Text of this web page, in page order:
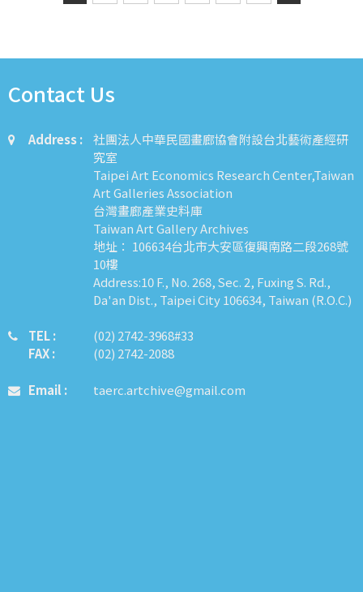
Contact Us
Address :
社團法人中華民國畫廊協會附設台北藝術產經研
究室
Taipei Art Economics Research Center,Taiwan
Art Galleries Association
台灣畫廊產業史料庫
Taiwan Art Gallery Archives
地址： 106634台北市大安區復興南路二段268號
10樓
Address:10 F., No. 268, Sec. 2, Fuxing S. Rd.,
Da'an Dist., Taipei City 106634, Taiwan (R.O.C.)
TEL :
FAX :
​​​​(02) 2742-3968#33
(02) 2742-2088
Email : taerc.artchive@gmail.com